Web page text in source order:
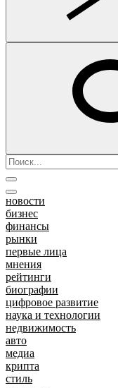
новости
бизнес
финансы
рынки
первые лица
мнения
рейтинги
биографии
цифровое развитие
наука и технологии
недвижимость
авто
медиа
крипта
стиль